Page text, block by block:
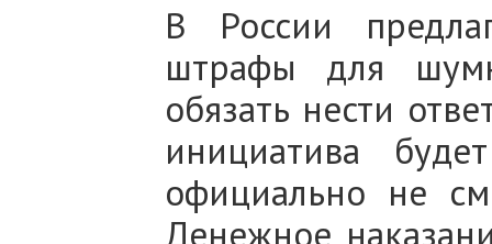
В России
штрафы для
обязать нести
инициатива
официально не
Денежное